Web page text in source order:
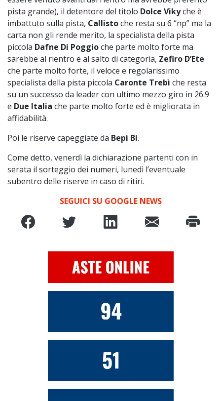
pista grande), il detentore del titolo Dolce Vikyche è
imbattuto sulla pista, Callistoche resta su 6 “np” ma la
carta non gli rende merito, la specialista della pista
piccola Dafne Di Poggioche parte molto forte ma
sarebbe al rientro e al salto di categoria, Zefiro D’Ete
che parte molto forte, il veloce e regolarissimo
specialista della pista piccola Caronte Trebì che resta
su un successo da leader con ultimo mezzo giro in 26.9
e Due Italia che parte molto forte ed è migliorata in
affidabilità.
Poi le riserve capeggiate da Bepi Bi.
Come detto, venerdì la dichiarazione partenti con in
serata il sorteggio dei numeri, lunedì l’eventuale
subentro delle riserve in caso di ritiri.
SEGUICI SU GOOGLE NEWS